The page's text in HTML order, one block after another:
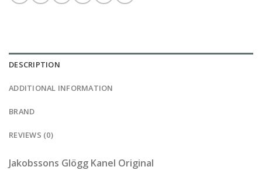
DESCRIPTION
ADDITIONAL INFORMATION
BRAND
REVIEWS (0)
Jakobssons Glögg Kanel Original